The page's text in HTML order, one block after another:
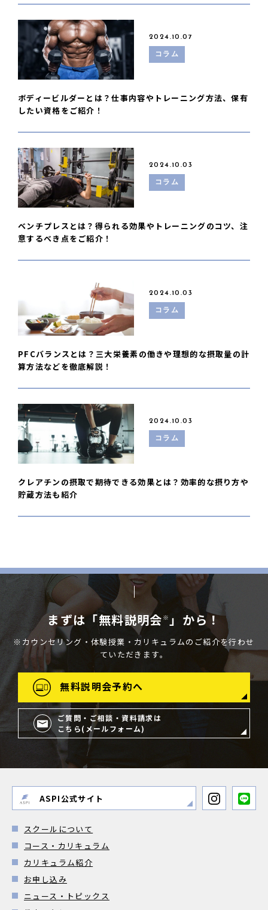
2024.10.07
コラム
ボディービルダーとは？仕事内容やトレーニング方法、保有
したい資格をご紹介！
2024.10.03
コラム
ベンチプレスとは？得られる効果やトレーニングのコツ、注
意するべき点をご紹介！
2024.10.03
コラム
PFCバランスとは？三大栄養素の働きや理想的な摂取量の計
算方法などを徹底解説！
2024.10.03
コラム
クレアチンの摂取で期待できる効果とは？効率的な摂り方や
貯蔵方法も紹介
まずは「無料説明会 ※ 」から！
※カウンセリング・体験授業・カリキュラムのご紹介を行わせ
ていただきます。
無料説明会予約へ
ご質問・ご相談・資料請求は
こちら(メールフォーム)
ASPI公式サイト
スクールについて
コース・カリキュラム
カリキュラム紹介
お申し込み
ニュース・トピックス